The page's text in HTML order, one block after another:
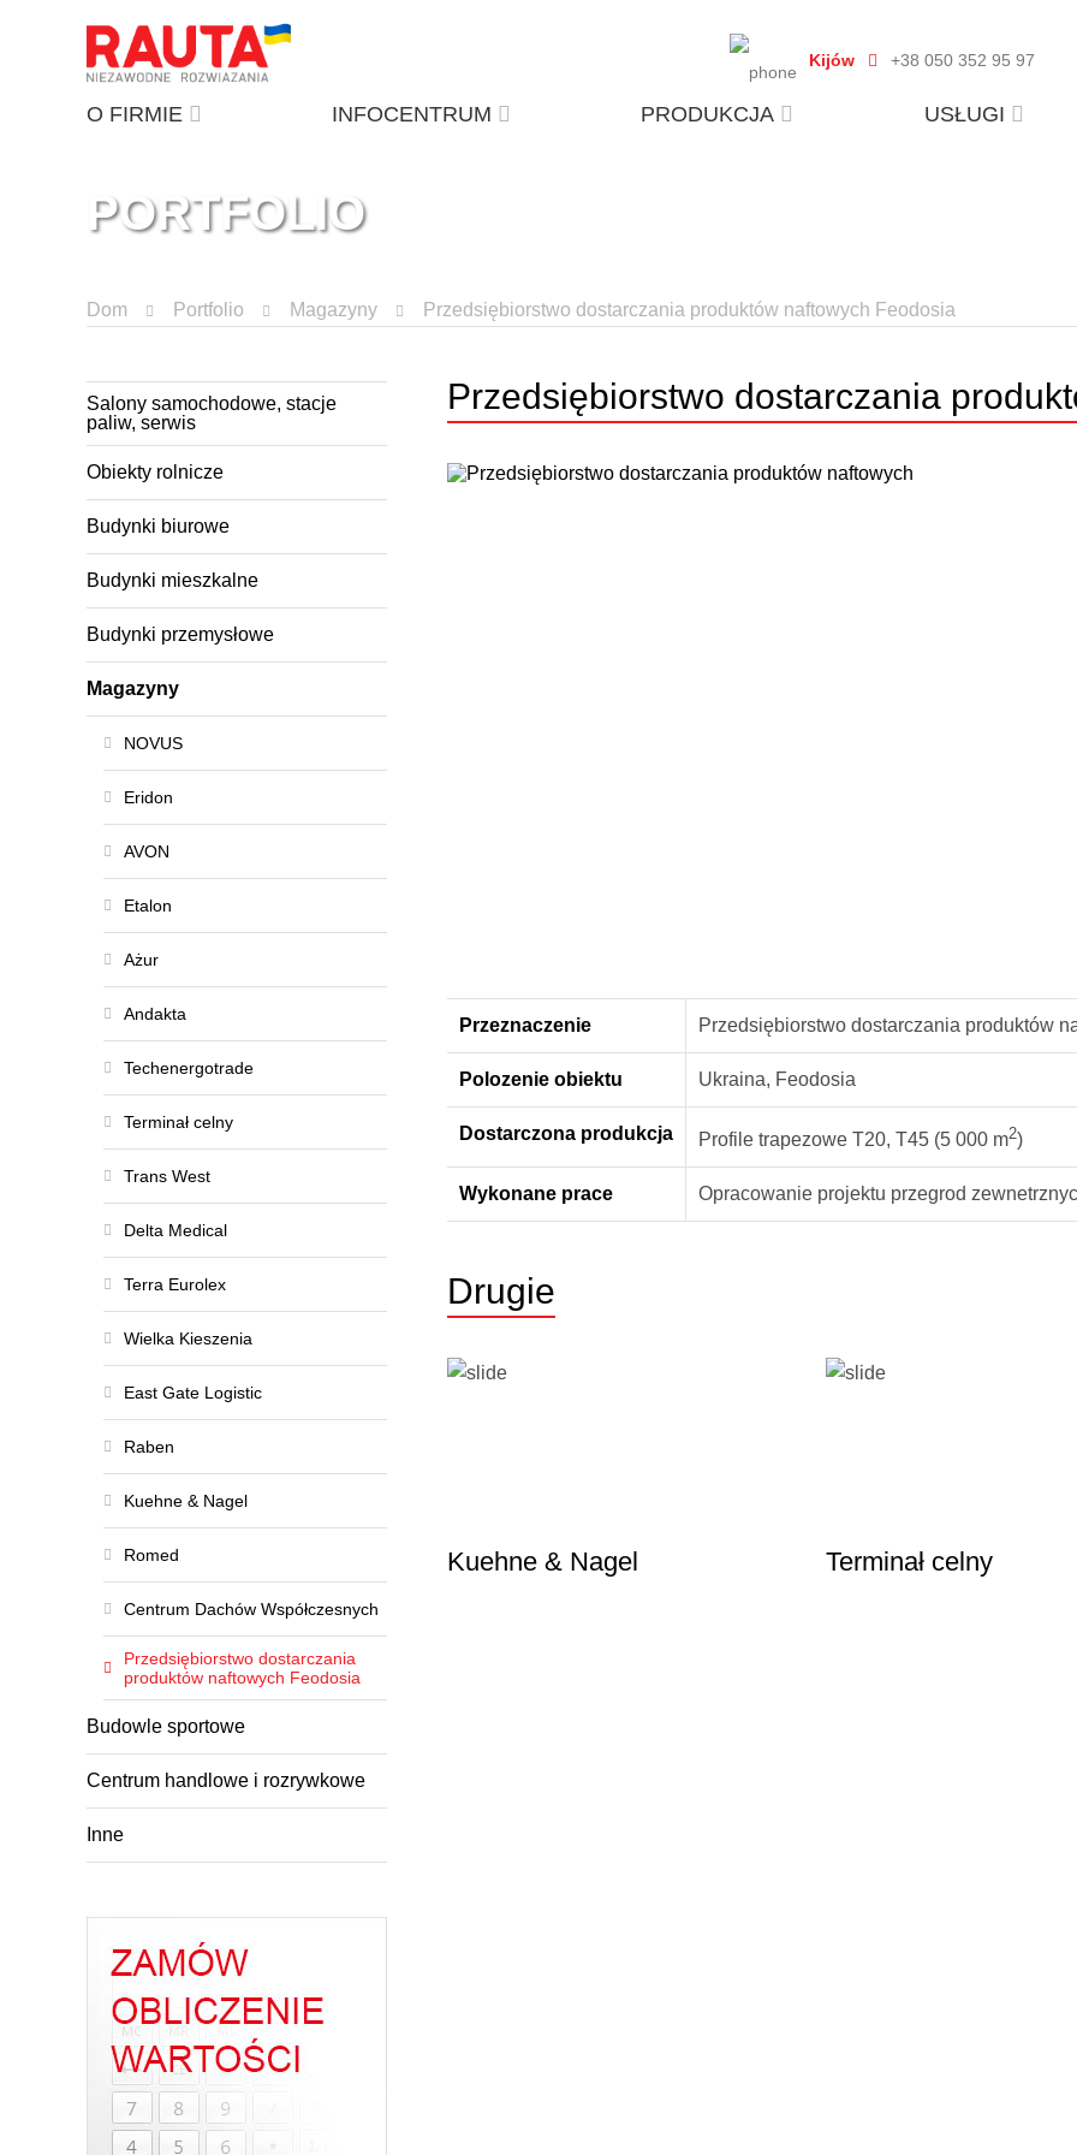
Kijów +38 050 352 95 97
O FIRMIE INFOCENTRUM PRODUKCJA USŁUGI
PORTFOLIO
Dom Portfolio Magazyny Przedsiębiorstwo dostarczania produktów naftowych Feodosia
Salony samochodowe, stacje
paliw, serwis
Obiekty rolnicze
Budynki biurowe
Budynki mieszkalne
Budynki przemysłowe
Magazyny
NOVUS
Eridon
AVON
Etalon
Ażur
Andakta
Techenergotrade
Terminał celny
Trans West
Delta Medical
Terra Eurolex
Wielka Kieszenia
East Gate Logistic
Raben
Kuehne & Nagel
Romed
Centrum Dachów Współczesnych
Przedsiębiorstwo dostarczania
produktów naftowych Feodosia
Budowle sportowe
Centrum handlowe i rozrywkowe
Inne
Przedsiębiorstwo dostarczania
Przeznaczenie Przedsiębiorstwo dostarczania produktów
Polozenie obiektu Ukraina, Feodosia
Dostarczona produkcja Profile trapezowe Т20, Т45 (5 000 m2)
Wykonane prace Opracowanie projektu przegrod
Drugie
Kuehne & Nagel Terminał celny